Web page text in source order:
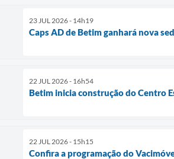
23 JUL 2026 - 14h19
Caps AD de Betim ganhará nova
22 JUL 2026 - 16h54
Betim inicia construção do Centro
22 JUL 2026 - 15h15
Confira a programação do